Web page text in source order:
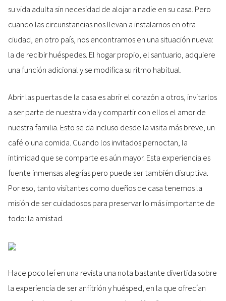
su vida adulta sin necesidad de alojar a nadie en su casa. Pero
cuando las circunstancias nos llevan a instalarnos en otra
ciudad, en otro país, nos encontramos en una situación nueva:
la de recibir huéspedes. El hogar propio, el santuario, adquiere
una función adicional y se modifica su ritmo habitual.
Abrir las puertas de la casa es abrir el corazón a otros, invitarlos
a ser parte de nuestra vida y compartir con ellos el amor de
nuestra familia. Esto se da incluso desde la visita más breve, un
café o una comida. Cuando los invitados pernoctan, la
intimidad que se comparte es aún mayor. Esta experiencia es
fuente inmensas alegrías pero puede ser también disruptiva.
Por eso, tanto visitantes como dueños de casa tenemos la
misión de ser cuidadosos para preservar lo más importante de
todo: la amistad.
Hace poco leí en una revista una nota bastante divertida sobre
la experiencia de ser anfitrión y huésped, en la que ofrecían